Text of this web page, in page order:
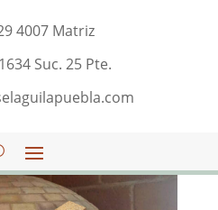
4007 Matriz
Suc. 25 Pte.